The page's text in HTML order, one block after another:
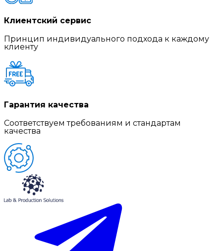
Клиентский сервис
Принцип индивидуального подхода к каждому
клиенту
Гарантия качества
Соответствуем требованиям и стандартам
качества